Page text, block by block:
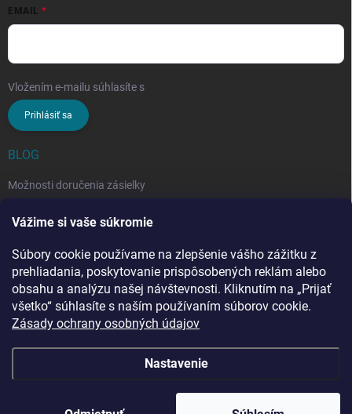
Vážime si vaše súkromie
Súbory cookie používame na zlepšenie vášho zážitku z
prehliadania, poskytovanie prispôsobených reklám alebo
obsahu a analýzu našej návštevnosti. Kliknutím na „Prijať
všetko“ súhlasíte s naším používaním súborov cookie.
Zásady ochrany osobných údajov
Nastavenie
EMAIL
Vložením e-mailu súhlasíte s
Prihlásiť sa
BLOG
Možnosti doručenia zásielky
vybrať?
Stropný sušiak bielizne na balkón: prečo si ho zvoliť? Týchto 7
benefitov si budete chváliť
. Všetky práva vyhradené.Upraviť nastavenie